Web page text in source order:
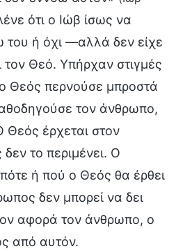
ότι ο Ιώβ ίσως να
του ή όχι —αλλά δεν είχε
τον Θεό. Υπήρχαν στιγμές
Θεός περνούσε μπροστά
τον άνθρωπο,
έρχεται στον
το περιμένει. Ο
ή πού ο Θεός θα έρθει
δεν μπορεί να δει
αφορά τον άνθρωπο, ο
από αυτόν.